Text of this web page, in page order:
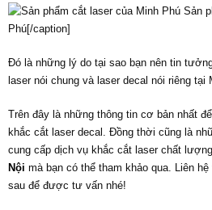
Sản
Phú[/caption]
Đó là những lý do tại sao bạn nên tin
laser nói chung và laser decal nói riêng tại
Trên đây là những thông tin cơ bản nhất
khắc cắt laser decal. Đồng thời cũng là
cung cấp dịch vụ khắc cắt laser chất
Nội mà bạn có thể tham khảo qua. Liên
sau để được tư vấn nhé!